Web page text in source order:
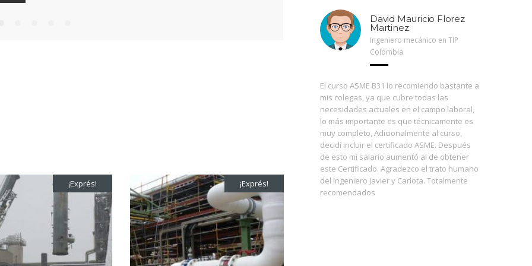
¡Exprés! ¡Exprés! ¡Exprés!
formadoras de referencia.
David Mauricio Florez
Martinez
Ingeniero mecánico en TIP
Colombia
El curso ASME B31 lo recomiendo bastante a
mis colegas, ya que cubre todas las
necesidades actuales en el campo laboral,
lo más importante es que técnicamente es
muy completo, Adicionalmente al curso,
decidí incluir el certificado ASME. Después
de esto mi salario aumentó al de obtener
este Certificado. Agradezco el trato humano
del ingeniero Javier y Carlota. Totalmente
recomendados